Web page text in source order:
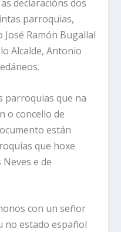
declaracións dos
parroquias,
Ramón Bugallal
Alcalde, Antonio
parroquias que na
o concello de
están
que hoxe
e de
con un señor
no estado español